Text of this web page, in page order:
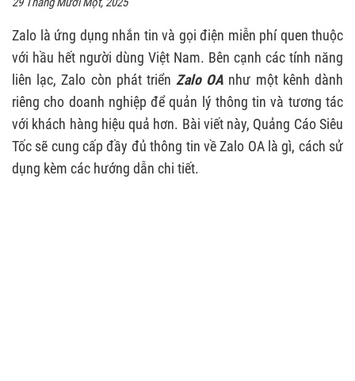
Zalo là ứng dụng nhắn tin và gọi điện miễn phí quen thuộc
với hầu hết người dùng Việt Nam. Bên cạnh các tính năng
liên lạc, Zalo còn phát triển Zalo OA như một kênh dành
riêng cho doanh nghiệp để quản lý thông tin và tương tác
với khách hàng hiệu quả hơn. Bài viết này, Quảng Cáo Siêu
Tốc sẽ cung cấp đầy đủ thông tin về Zalo OA là gì, cách sử
dụng kèm các hướng dẫn chi tiết.